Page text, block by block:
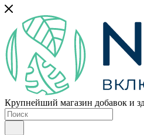
Крупнейший магазин добавок и